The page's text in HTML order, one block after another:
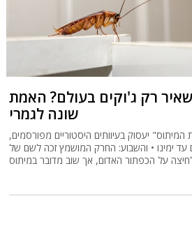
רק ג'וקים בעולם? האמת
שונה לגמרי
יעסוק בעיוותים היסטוריים מפורסמים,
עד ימינו • והשבוע: החרק המושמץ זכה לשם של
על הכפתור האדום, אך שוב מדובר במיתוס